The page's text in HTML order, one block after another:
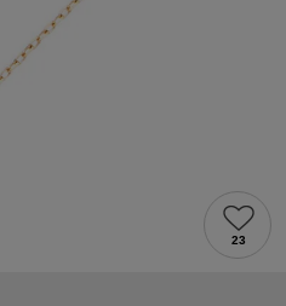
AFTERCARE & REPAIRS
23